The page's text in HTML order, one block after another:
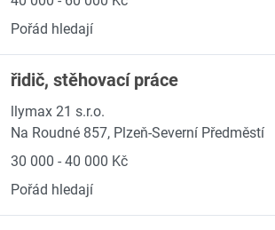
Pořád hledají
řidič, stěhovací práce
llymax 21 s.r.o.
Na Roudné 857, Plzeň-Severní Předměstí
30 000 - 40 000 Kč
Pořád hledají